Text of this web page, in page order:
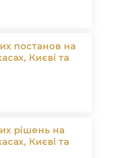
постанов на
Києві та
рішень на
Києві та